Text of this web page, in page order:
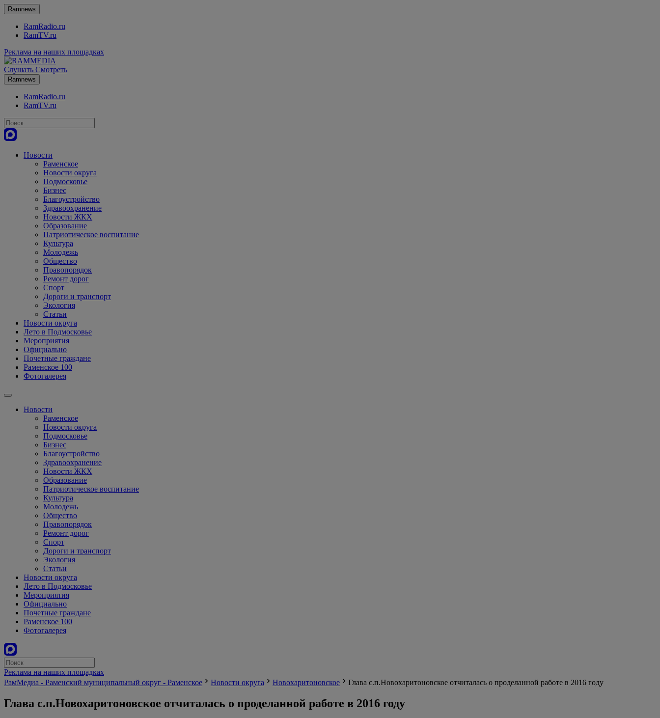
Ramnews
RamRadio.ru
RamTV.ru
Реклама на наших площадках
Слушать Смотреть
Ramnews
RamRadio.ru
RamTV.ru
Новости
Раменское
Новости округа
Подмосковье
Бизнес
Благоустройство
Здравоохранение
Новости ЖКХ
Образование
Патриотическое воспитание
Культура
Молодежь
Общество
Правопорядок
Ремонт дорог
Спорт
Дороги и транспорт
Экология
Статьи
Новости округа
Лето в Подмосковье
Мероприятия
Официально
Почетные граждане
Раменское 100
Фотогалерея
Новости
Раменское
Новости округа
Подмосковье
Бизнес
Благоустройство
Здравоохранение
Новости ЖКХ
Образование
Патриотическое воспитание
Культура
Молодежь
Общество
Правопорядок
Ремонт дорог
Спорт
Дороги и транспорт
Экология
Статьи
Новости округа
Лето в Подмосковье
Мероприятия
Официально
Почетные граждане
Раменское 100
Фотогалерея
Реклама на наших площадках
РамМедиа - Раменский муниципальный округ - Раменское
Новости округа Новохаритоновское Глава с.п.Новохаритоновское отчиталась о проделанной работе в 2016 году
Глава с.п.Новохаритоновское отчиталась о проделанной работе в 2016 году